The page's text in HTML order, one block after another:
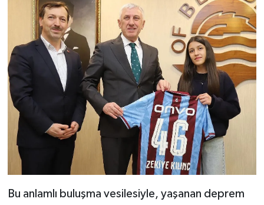
Bu anlamlı buluşma vesilesiyle, yaşanan deprem